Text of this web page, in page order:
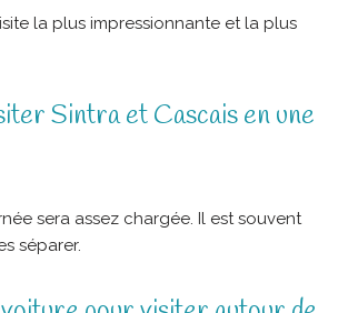
la plus impressionnante et la plus
Sintra et Cascais en une
sera assez chargée. Il est souvent
séparer.